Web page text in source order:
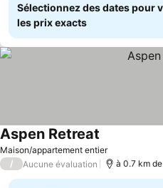
Sélectionnez des dates pour
les prix exacts
Maison/appartement entier
Aspen Retreat
/ Aucune évaluation à 0.7 km